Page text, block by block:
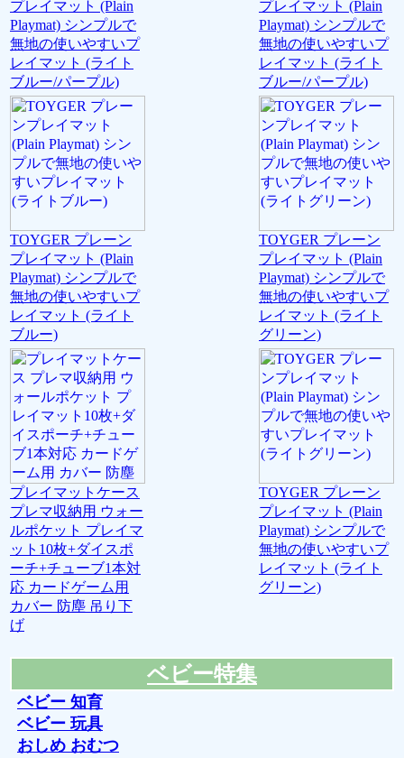
プレイマット (Plain
Playmat) シンプルで
無地の使いやすいプ
レイマット (ライト
ブルー/パープル)
プレイマット (Plain
Playmat) シンプルで
無地の使いやすいプ
レイマット (ライト
ブルー/パープル)
TOYGER プレーン
プレイマット (Plain
Playmat) シンプルで
無地の使いやすいプ
レイマット (ライト
ブルー)
TOYGER プレーン
プレイマット (Plain
Playmat) シンプルで
無地の使いやすいプ
レイマット (ライト
グリーン)
プレイマットケース
プレマ収納用 ウォー
ルポケット プレイマ
ット10枚+ダイスポ
ーチ+チューブ1本対
応 カードゲーム用
カバー 防塵 吊り下
げ
TOYGER プレーン
プレイマット (Plain
Playmat) シンプルで
無地の使いやすいプ
レイマット (ライト
グリーン)
ベビー特集
ベビー 知育
ベビー 玩具
おしめ おむつ